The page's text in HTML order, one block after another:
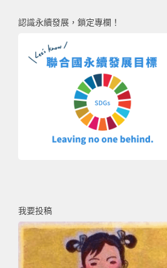
認識永續發展，鎖定專欄！
我要投稿